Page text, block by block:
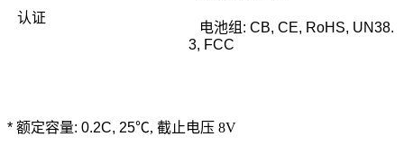
认证
电池组 : CB, CE, RoHS, UN38.
3, FCC
* 额定容量: 0.2C, 25℃, 截止电压 8V